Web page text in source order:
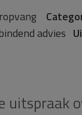
advies
uitspraak